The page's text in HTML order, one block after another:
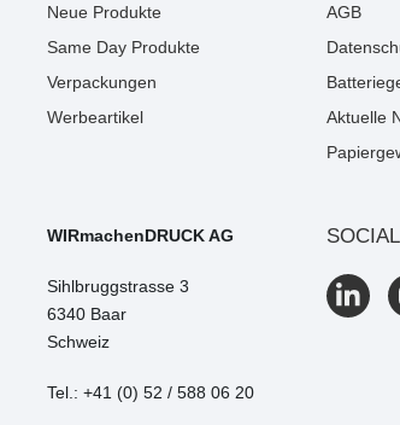
Neue Produkte
Same Day Produkte
Verpackungen
Werbeartikel
AGB
Aktuelle
WIRmachenDRUCK AG
Sihlbruggstrasse 3
6340 Baar
Schweiz
Tel.: +41 (0) 52 / 588 06 20